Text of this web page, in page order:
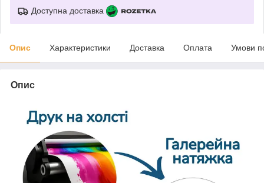
Доступна доставка
Опис Характеристики Доставка Оплата Умови
Опис